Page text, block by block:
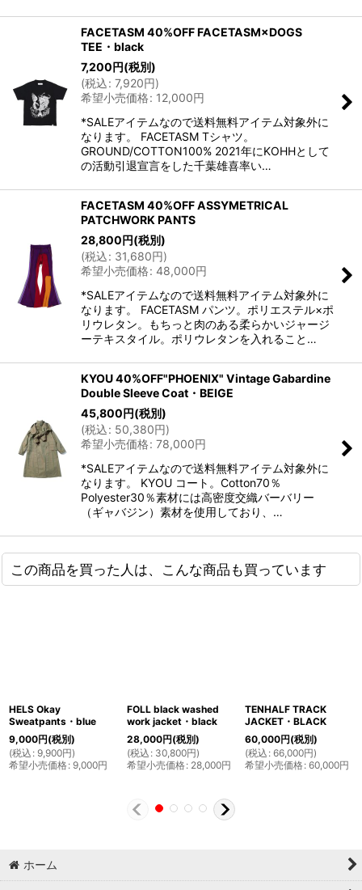
FACETASM 40%OFF FACETASM×DOGS
TEE・black
7,200円(税別)
(税込: 7,920円)
希望小売価格: 12,000円
*SALEアイテムなので送料無料アイテム対象外に
なります。 FACETASM Tシャツ。
GROUND/COTTON100% 2021年にKOHHとして
の活動引退宣言をした千葉雄喜率い…
FACETASM 40%OFF ASSYMETRICAL
PATCHWORK PANTS
28,800円(税別)
(税込: 31,680円)
希望小売価格: 48,000円
*SALEアイテムなので送料無料アイテム対象外に
なります。 FACETASM パンツ。ポリエステル×ポ
リウレタン。もちっと肉のある柔らかいジャージ
ーテキスタイル。ポリウレタンを入れること…
KYOU 40%OFF"PHOENIX" Vintage Gabardine
Double Sleeve Coat・BEIGE
45,800円(税別)
(税込: 50,380円)
希望小売価格: 78,000円
*SALEアイテムなので送料無料アイテム対象外に
なります。 KYOU コート。Cotton70％
Polyester30％素材には高密度交織バーバリー
（ギャバジン）素材を使用しており、…
この商品を買った人は、こんな商品も買っています
HELS Okay
Sweatpants・blue
9,000円(税別)
(税込 : 9,900円)
希望小売価格: 9,000円
FOLL black washed
work jacket・black
28,000円(税別)
(税込 : 30,800円)
希望小売価格: 28,000円
TENHALF TRACK
JACKET・BLACK
60,000円(税別)
(税込 : 66,000円)
希望小売価格: 60,000円
ホーム